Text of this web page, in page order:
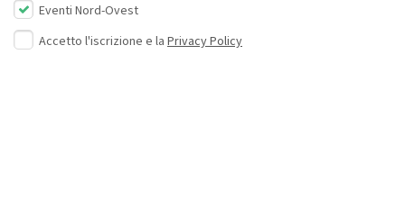
Eventi Nord-Ovest
Accetto l'iscrizione e la Privacy Policy